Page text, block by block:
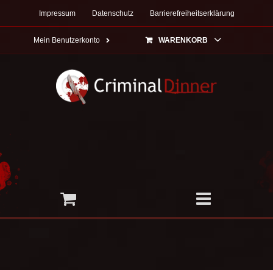
Impressum Datenschutz Barrierefreiheitserklärung
Mein Benutzerkonto WARENKORB